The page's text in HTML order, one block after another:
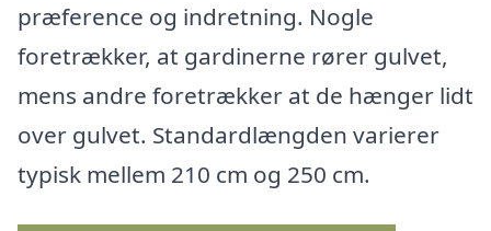
præference og indretning. Nogle
foretrækker, at gardinerne rører gulvet,
mens andre foretrækker at de hænger lidt
over gulvet. Standardlængden varierer
typisk mellem 210 cm og 250 cm.